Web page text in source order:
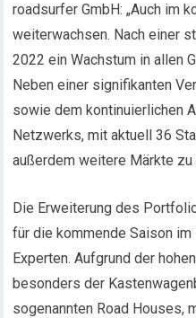
roadsurfer GmbH: „Auch im
weiterwachsen. Nach einer
2022 ein Wachstum in allen
Neben einer signifikanten
sowie dem kontinuierlichen
Netzwerks, mit aktuell 36
außerdem weitere Märkte zu
Die Erweiterung des
für die kommende Saison
Experten. Aufgrund der
besonders der
sogenannten Road Houses,